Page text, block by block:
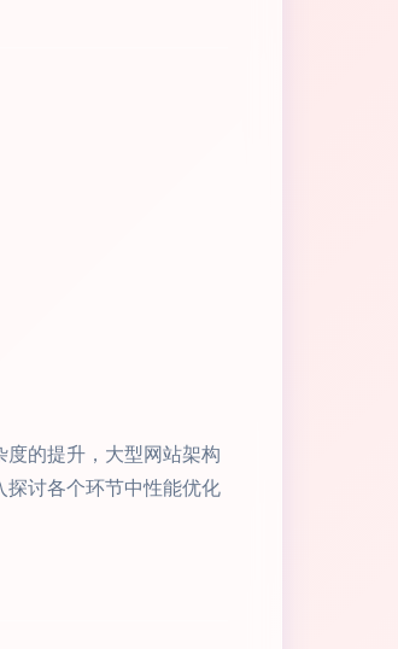
的提升，大型网站架构
讨各个环节中性能优化